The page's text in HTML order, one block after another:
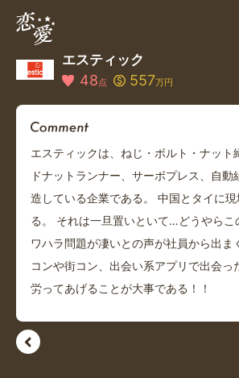
エスティック
48点 557万円
エスティックは、ねじ・ボルト・ナット
ドナットランナー、サーボプレス、自動
造している企業である。 中国とタイに
る。 それは一旦置いといて…どうやらこ
ワハラ問題が凄いとの声が社員から出ま
コンや街コン、出会い系アプリで出会っ
労ってあげることが大事である！！